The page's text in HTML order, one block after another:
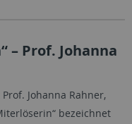
– Prof. Johanna
Johanna Rahner,
bezeichnet